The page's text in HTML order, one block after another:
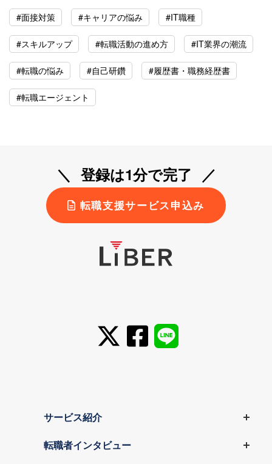
#面接対策
#キャリアの悩み #IT職種
#スキルアップ #転職活動の進め方 #IT業界の潮流
#転職の悩み #自己研鑽 #履歴書・職務経歴書
#転職エージェント
登録は1分で完了
転職支援サービス申込み
サービス紹介
転職者インタビュー